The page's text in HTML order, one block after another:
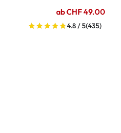
ab CHF 49.00
4.8 / 5(435)